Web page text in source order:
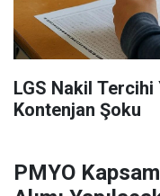
LGS Nakil
Kontenjan Şoku
PMYO